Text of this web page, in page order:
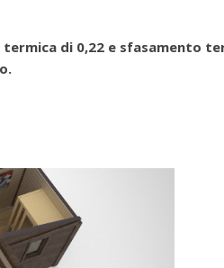
di 0,22 e sfasamento